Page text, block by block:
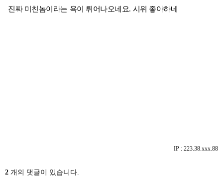
진짜 미친놈이라는 욕이 튀어나오네요. 시위 좋아하네
IP : 223.38.xxx.88
2 개의 댓글이 있습니다.